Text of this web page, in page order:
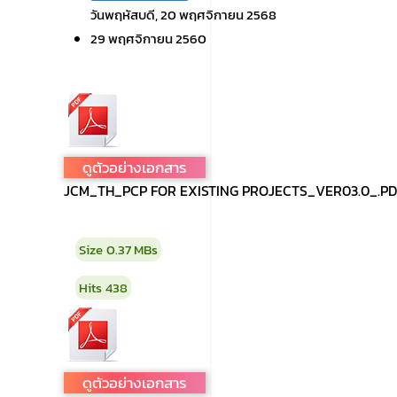
วันพฤหัสบดี, 20 พฤศจิกายน 2568
29 พฤศจิกายน 2560
ดูตัวอย่างเอกสาร
JCM_TH_PCP FOR EXISTING
Size0.37 MBs
Hits438
ดูตัวอย่างเอกสาร